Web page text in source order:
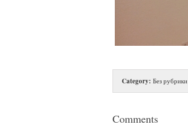
Category: Без рубрики
Comments